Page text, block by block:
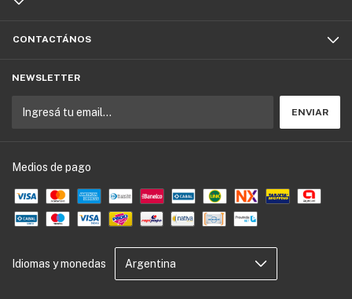
CONTACTÁNOS
NEWSLETTER
Medios de pago
Idiomas y monedas